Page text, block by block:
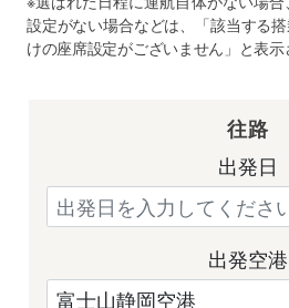
設定がない場合などは、「該当する
けの座席設定がございません」と表示
往路
出発日
出発空港